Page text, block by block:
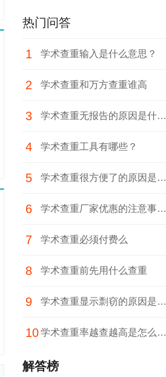
热门问答
1 学术查重输入是什么意思？
2 学术查重和万方查重谁高
3 学术查重无报告的原因是什
么？
4 学术查重工具有哪些？
5 学术查重很方便了的原因是什
么？
6 学术查重厂家优惠的注意事项
有哪些？
7 学术查重必须付费么
8 学术查重前先用什么查重
9 学术查重显示剽窃的原因是什
么？
10学术查重率越查越高是怎么回
事？
解答榜